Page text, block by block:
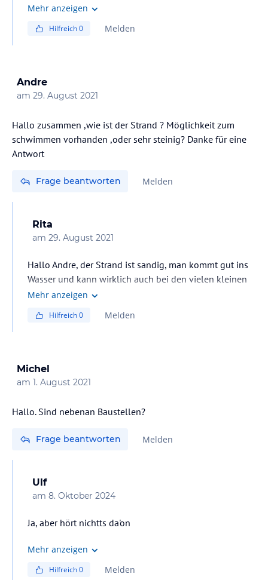
Couch.
Mehr anzeigen
Hilfreich0 Melden
Andre
am 29. August 2021
Hallo zusammen ,wie ist der Strand ? Möglichkeit zum
schwimmen vorhanden ,oder sehr steinig? Danke für eine
Antwort
Frage beantworten Melden
Rita
am 29. August 2021
Hallo Andre, der Strand ist sandig, man kommt gut ins
Wasser und kann wirklich auch bei den vielen kleinen
Betrieben gut eine Liege und einen Schirm buchen und
Mehr anzeigen
Hilfreich0 Melden
Michel
am 1. August 2021
Hallo. Sind nebenan Baustellen?
Frage beantworten Melden
Ulf
am 8. Oktober 2024
Ja, aber hört nichtts da'on
Mehr anzeigen
Hilfreich0 Melden